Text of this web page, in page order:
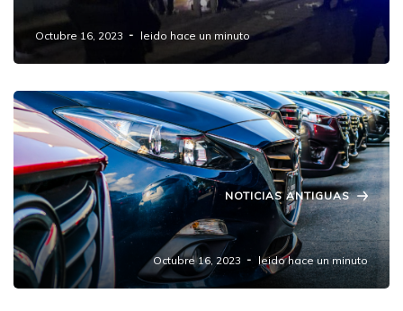
de autopartes captados en video
Octubre 16, 2023 leido hace un minuto
NOTICIAS ANTIGUAS
SMT suspende 6 corralones irregulares
Octubre 16, 2023 leido hace un minuto